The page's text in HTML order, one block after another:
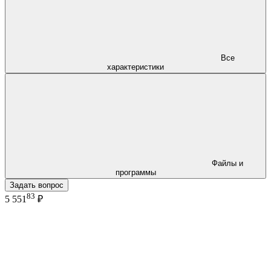
характеристики
программы
Задать вопрос
5 551 83 ₽